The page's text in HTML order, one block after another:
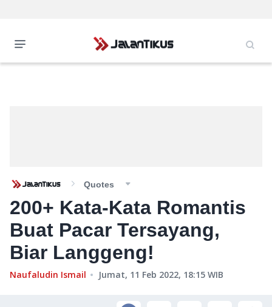
Quotes
200+ Kata-Kata Romantis
Buat Pacar Tersayang,
Biar Langgeng!
Naufaludin Ismail Jumat, 11 Feb 2022, 18:15 WIB